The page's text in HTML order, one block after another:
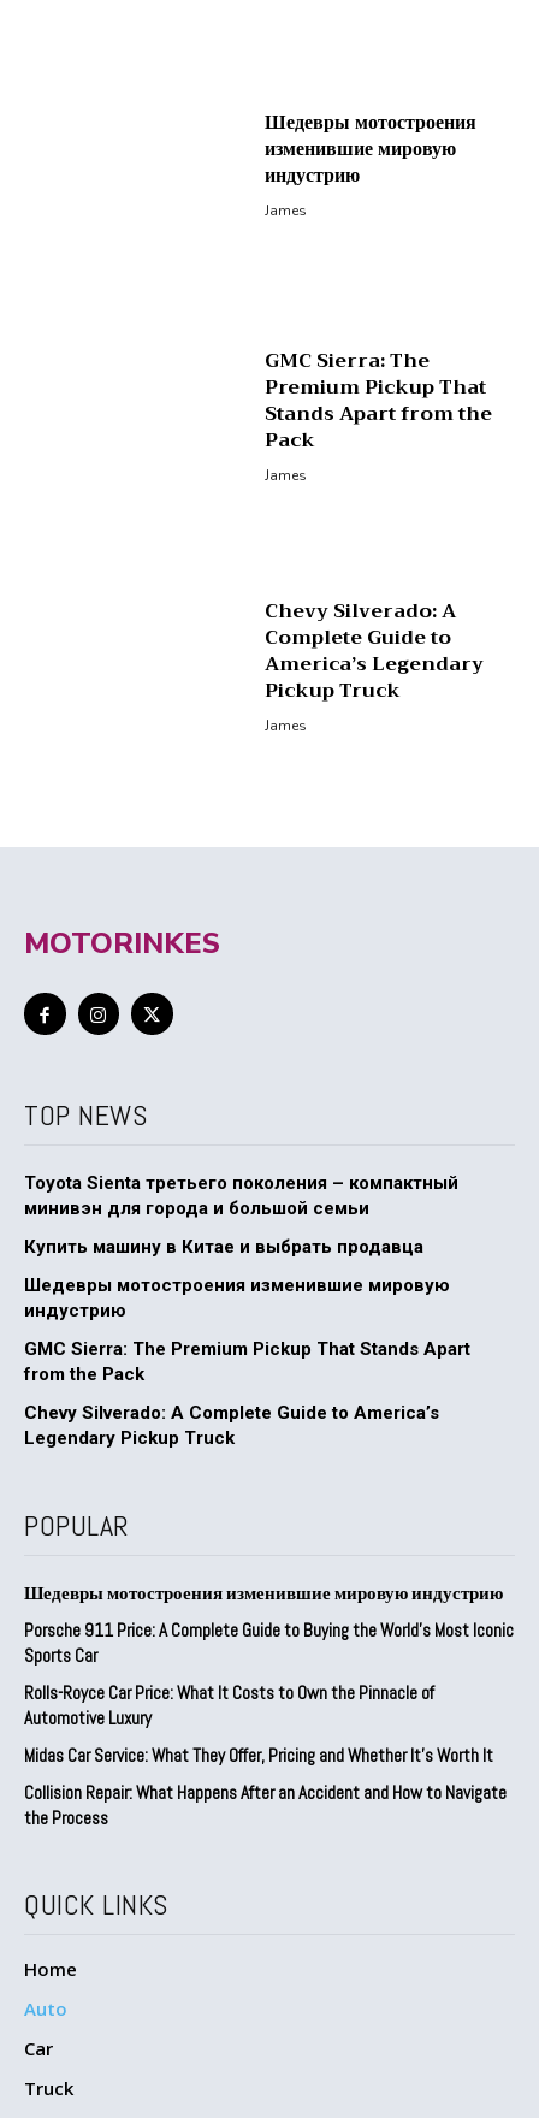
Шедевры мотостроения
изменившие мировую
индустрию
James
GMC Sierra: The
Premium Pickup That
Stands Apart from the
Pack
James
Chevy Silverado: A
Complete Guide to
America’s Legendary
Pickup Truck
James
MOTORINKES
TOP NEWS
Toyota Sienta третьего поколения – компактный
минивэн для города и большой семьи
Купить машину в Китае и выбрать продавца
Шедевры мотостроения изменившие мировую
индустрию
GMC Sierra: The Premium Pickup That Stands Apart
from the Pack
Chevy Silverado: A Complete Guide to America’s
Legendary Pickup Truck
POPULAR
Шедевры мотостроения изменившие мировую индустрию
Porsche 911 Price: A Complete Guide to Buying the World’s Most Iconic
Sports Car
Rolls-Royce Car Price: What It Costs to Own the Pinnacle of
Automotive Luxury
Midas Car Service: What They Offer, Pricing and Whether It’s Worth It
Collision Repair: What Happens After an Accident and How to Navigate
the Process
QUICK LINKS
Home
Auto
Car
Truck